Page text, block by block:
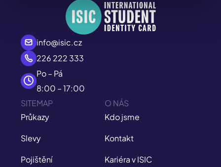
info@isic.cz
226 222 333
Po – Pá
8:00 – 17:00
SITEMAP
Průkazy
Slevy
Pojištění
O NÁS
Kdo jsme
Kontakt
Kariéra v ISIC